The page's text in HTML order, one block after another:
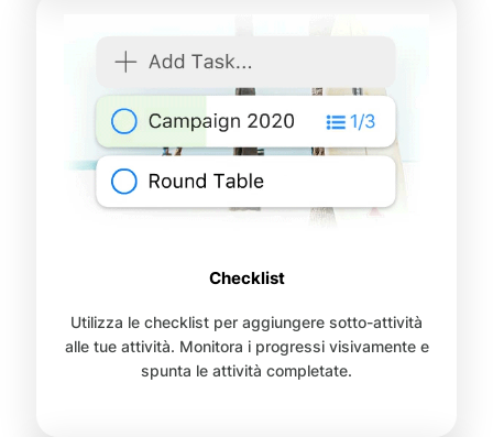
Checklist
Utilizza le checklist per aggiungere sotto-attività
alle tue attività. Monitora i progressi visivamente e
spunta le attività completate.